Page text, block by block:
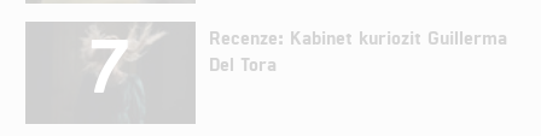
7
Recenze: Kabinet kuriozit Guillerma
Del Tora